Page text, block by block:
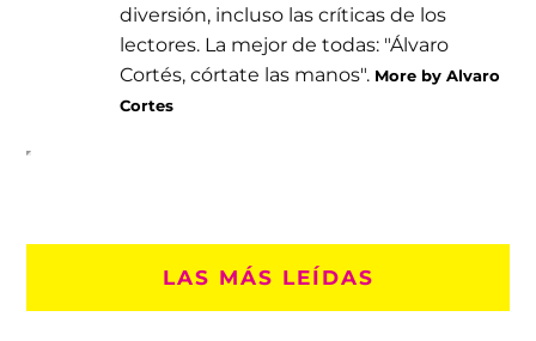
diversión, incluso las críticas de los
lectores. La mejor de todas: "Álvaro
Cortés, córtate las manos". More by Alvaro
Cortes
LAS MÁS LEÍDAS